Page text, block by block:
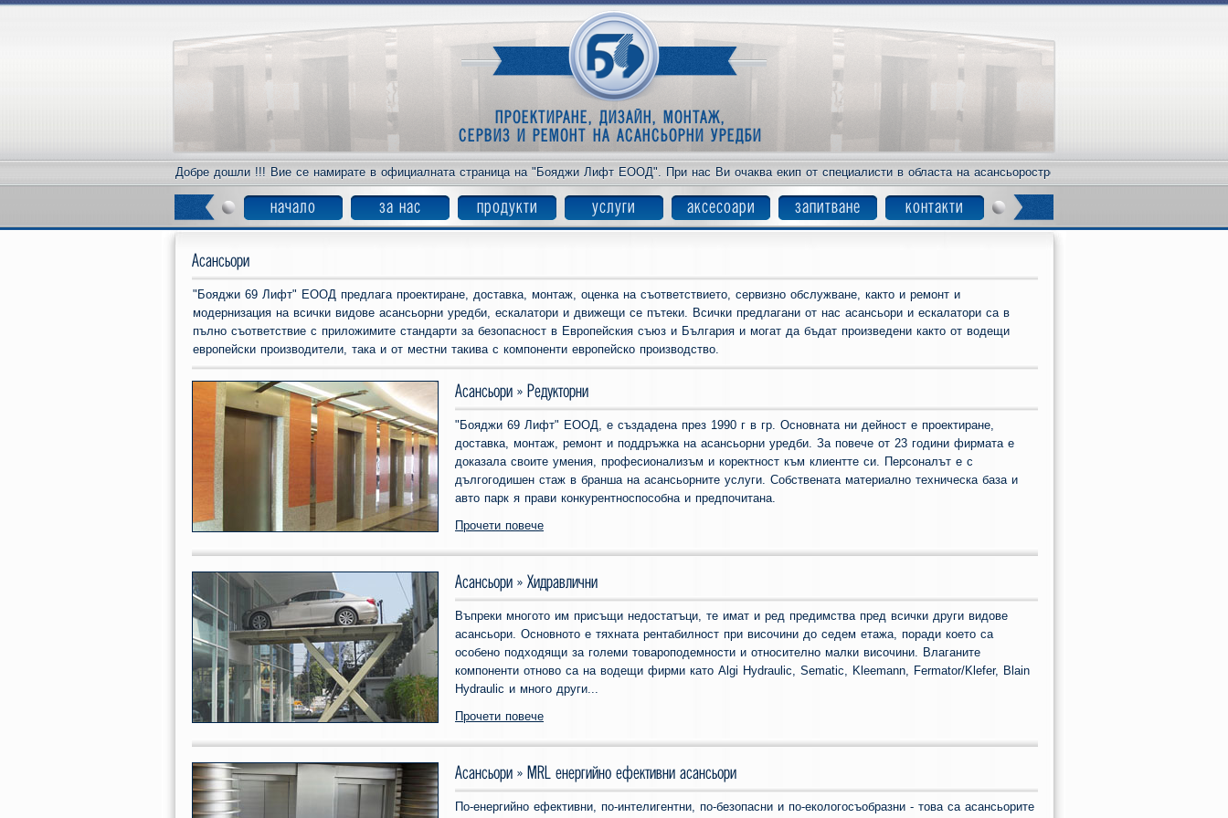
ПРОЕКТИРАНЕ, ДИЗАЙН, МОНТАЖ,
СЕРВИЗ И РЕМОНТ НА АСАНСЬОРНИ УРЕДБИ
Добре дошли !!! Вие се намирате в официалната страница на "Бояджи Лифт ЕООД". При нас Ви очаква екип от специалисти в областа на асансьоростроенето, поддръжката и
начало за нас продукти услуги аксесоари запитване контакти
Асансьори
"Бояджи 69 Лифт" ЕООД предлага проектиране, доставка, монтаж, оценка на съответствието, сервизно обслужване, както и ремонт и
модернизация на всички видове асансьорни уредби, ескалатори и движещи се пътеки. Всички предлагани от нас асансьори и ескалатори са в
пълно съответствие с приложимите стандарти за безопасност в Европейския съюз и България и могат да бъдат произведени както от водещи
европейски производители, така и от местни такива с компоненти европейско производство.
Асансьори » Редукторни
"Бояджи 69 Лифт" ЕООД, е създадена през 1990 г в гр. Основната ни дейност е проектиране,
доставка, монтаж, ремонт и поддръжка на асансьорни уредби. За повече от 23 години фирмата е
доказала своите умения, професионализъм и коректност към клиентте си. Персоналът е с
дългогодишен стаж в бранша на асансьорните услуги. Собствената материално техническа база и
авто парк я прави конкурентноспособна и предпочитана.
Прочети повече
Асансьори » Хидравлични
Въпреки многото им присъщи недостатъци, те имат и ред предимства пред всички други видове
асансьори. Основното е тяхната рентабилност при височини до седем етажа, поради което са
особено подходящи за големи товароподемности и относително малки височини. Влаганите
компоненти отново са на водещи фирми като Algi Hydraulic, Sematic, Kleemann, Fermator/Klefer, Blain
Hydraulic и много други...
Прочети повече
Асансьори » MRL енергийно ефективни асансьори
По-енергийно ефективни, по-интелигентни, по-безопасни и по-екологосъобразни - това са асансьорите